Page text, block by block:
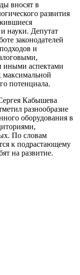
вносят в
развития
науки. Депутат
законодателей
и
аспектами
максимальной
потенциала.
Кабышева
разнообразие
оборудования в
По словам
к подрастающему
на развитие.